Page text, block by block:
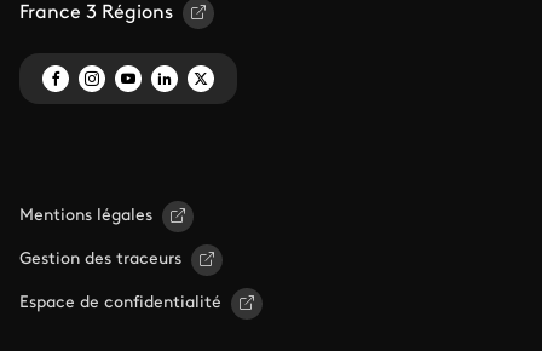
France 3 Régions
Mentions légales
Gestion des traceurs
Espace de confidentialité